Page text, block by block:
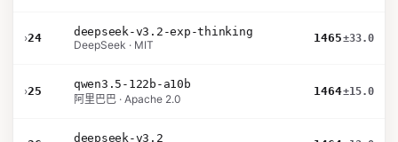
›24
deepseek-v3.2-exp-thinking
DeepSeek · MIT
1465±33.0
›25
qwen3.5-122b-a10b
阿里巴巴 · Apache 2.0
1464±15.0
deepseek-v3.2